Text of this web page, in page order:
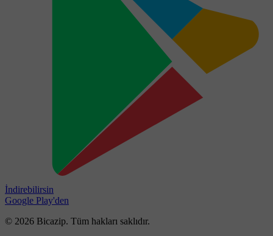
İndirebilirsin
Google Play'den
© 2026 Bicazip. Tüm hakları saklıdır.